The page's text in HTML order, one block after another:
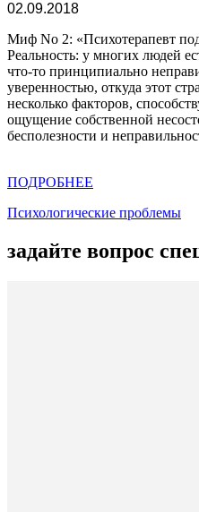
02.09.2018
Миф No 2: «Психотерапевт
Реальность: у многих людей
что-то принципиально
уверенностью, откуда этот
несколько факторов,
ощущение собственной
бесполезности и
ПОДРОБНЕЕ
Психологические проблемы
задайте вопрос